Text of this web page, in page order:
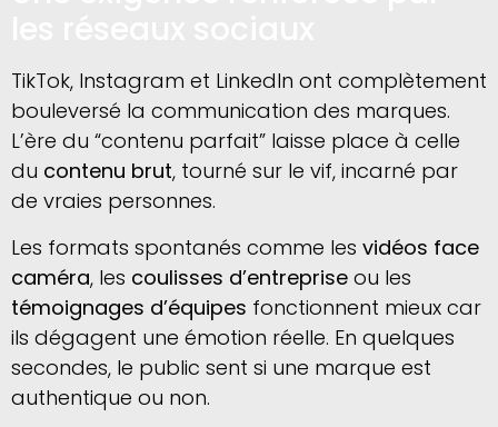
TikTok, Instagram et LinkedIn ont complètement
bouleversé la communication des marques.
L’ère du “contenu parfait” laisse place à celle
du contenu brut, tourné sur le vif, incarné par
de vraies personnes.
Les formats spontanés comme les vidéos face
caméra, les coulisses d’entreprise ou les
témoignages d’équipes fonctionnent mieux car
ils dégagent une émotion réelle. En quelques
secondes, le public sent si une marque est
authentique ou non.